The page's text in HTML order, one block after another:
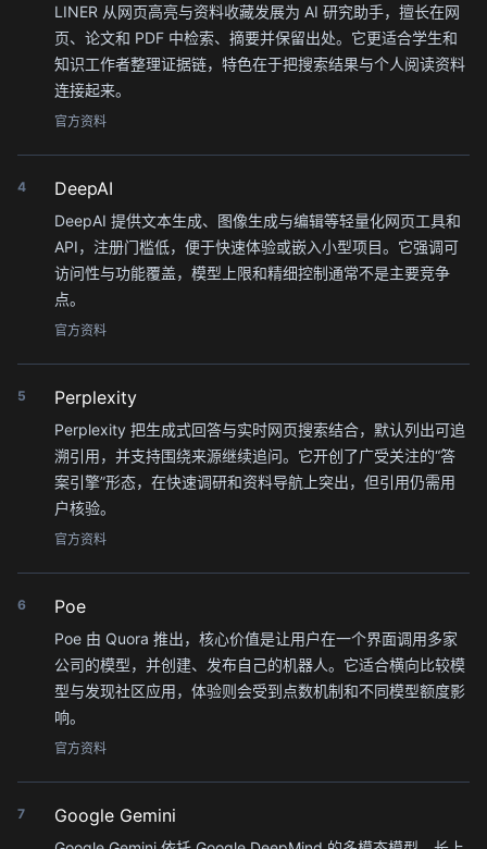
LINER 从网页高亮与资料收藏发展为 AI 研究助手，擅长在网
页、论文和 PDF 中检索、摘要并保留出处。它更适合学生和
知识工作者整理证据链，特色在于把搜索结果与个人阅读资料
连接起来。
官方资料
4 DeepAI
DeepAI 提供文本生成、图像生成与编辑等轻量化网页工具和
API，注册门槛低，便于快速体验或嵌入小型项目。它强调可
访问性与功能覆盖，模型上限和精细控制通常不是主要竞争
点。
官方资料
5 Perplexity
Perplexity 把生成式回答与实时网页搜索结合，默认列出可追
溯引用，并支持围绕来源继续追问。它开创了广受关注的“答
案引擎”形态，在快速调研和资料导航上突出，但引用仍需用
户核验。
官方资料
6 Poe
Poe 由 Quora 推出，核心价值是让用户在一个界面调用多家
公司的模型，并创建、发布自己的机器人。它适合横向比较模
型与发现社区应用，体验则会受到点数机制和不同模型额度影
响。
官方资料
7 Google Gemini